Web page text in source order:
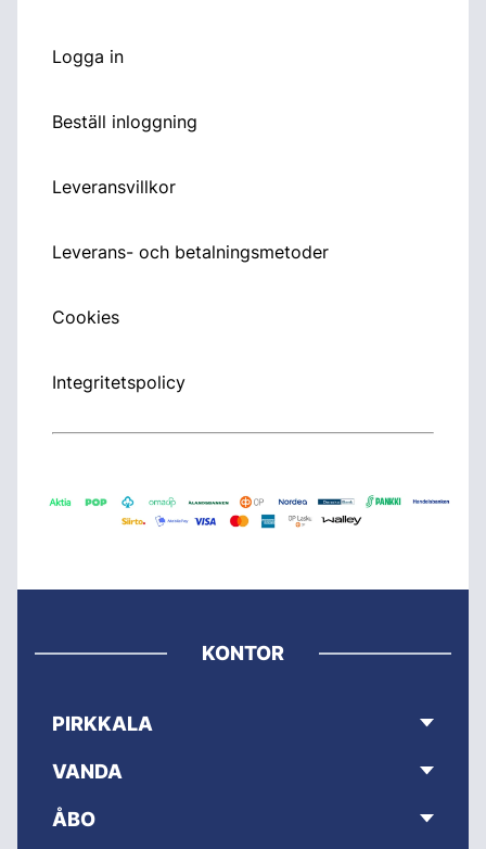
Logga in
Beställ inloggning
Leveransvillkor
Leverans- och betalningsmetoder
Cookies
Integritetspolicy
KONTOR
PIRKKALA
VANDA
ÅBO